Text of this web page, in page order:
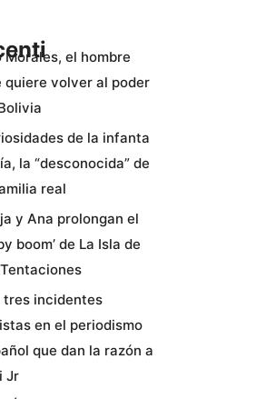
Morales, el hombre
quiere volver al poder
de la infanta
la “desconocida” de
real
y Ana prolongan el
boom’ de La Isla de
tres incidentes
en el periodismo
que dan la razón a
Jr